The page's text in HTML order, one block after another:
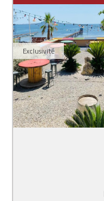
Exclusivité